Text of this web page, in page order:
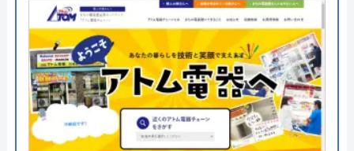
みんなの水道屋さんがおすすめの理由
みんなの水道屋さんは、基本料金1,370円から水道修
理を行っている水道局指定業者です。年中無休で受
け付けしており、最短15分で駆けつけてくれます。
病院メンテナンスにも携わっており、専門知識や技
術への信頼性が高いです。